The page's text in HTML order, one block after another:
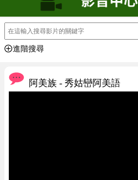
進階搜尋
阿美族 - 秀姑巒阿美語